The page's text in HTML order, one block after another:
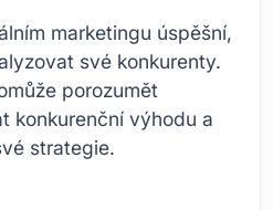
marketingu úspěšní,
své konkurenty.
porozumět
konkurenční výhodu a
strategie.